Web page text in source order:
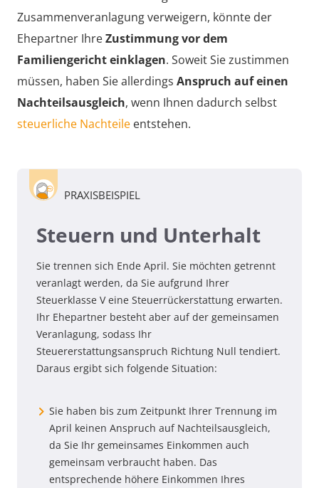
Zusammenveranlagung verweigern, könnte der
Ehepartner IhreZustimmung vor dem
Familiengericht einklagen. Soweit Sie zustimmen
müssen, haben Sie allerdings Anspruch auf einen
Nachteilsausgleich, wenn Ihnen dadurch selbst
steuerliche Nachteile entstehen.
PRAXISBEISPIEL
Steuern und Unterhalt
Sie trennen sich Ende April. Sie möchten getrennt
veranlagt werden, da Sie aufgrund Ihrer
Steuerklasse V eine Steuerrückerstattung erwarten.
Ihr Ehepartner besteht aber auf der gemeinsamen
Veranlagung, sodass Ihr
Steuererstattungsanspruch Richtung Null tendiert.
Daraus ergibt sich folgende Situation:
Sie haben bis zum Zeitpunkt Ihrer Trennung im
April keinen Anspruch auf Nachteilsausgleich,
da Sie Ihr gemeinsames Einkommen auch
gemeinsam verbraucht haben. Das
entsprechende höhere Einkommen Ihres